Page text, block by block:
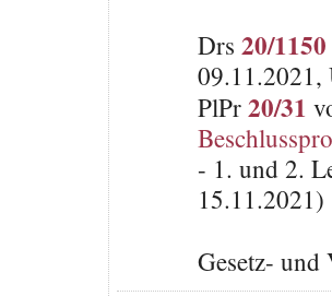
Drs 20/1150
09.11.2021,
PlPr20/31
- 1. und 2.
15.11.2021)
Gesetz-